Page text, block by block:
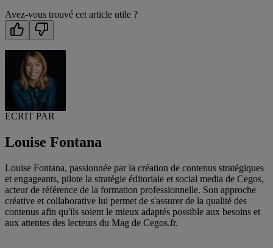
Avez-vous trouvé cet article utile ?
ECRIT PAR
Louise Fontana
Louise Fontana, passionnée par la création de contenus stratégiques
et engageants, pilote la stratégie éditoriale et social media de Cegos,
acteur de référence de la formation professionnelle. Son approche
créative et collaborative lui permet de s'assurer de la qualité des
contenus afin qu'ils soient le mieux adaptés possible aux besoins et
aux attentes des lecteurs du Mag de Cegos.fr.